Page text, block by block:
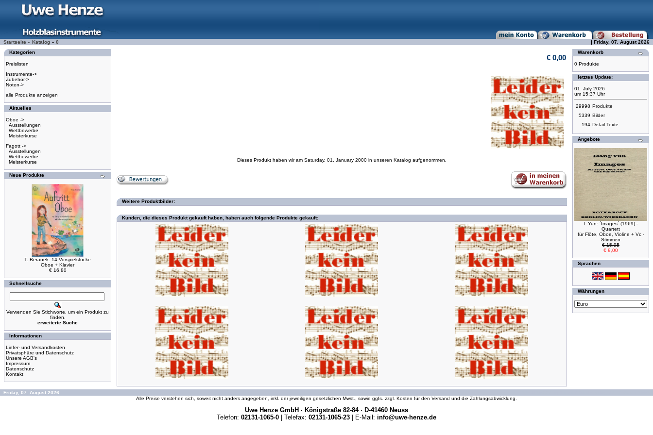
Startseite » Katalog » 0
| Friday, 07. August 2026
Kategorien
Preislisten
Instrumente->
Zubehör->
Noten->
alle Produkte anzeigen
Aktuelles
Oboe ->
Ausstellungen
Wettbewerbe
Meisterkurse
Fagott ->
Ausstellungen
Wettbewerbe
Meisterkurse
Neue Produkte
T. Beranek: 14 Vorspielstücke
Oboe + Klavier
€ 16,80
Schnellsuche
Verwenden Sie Stichworte, um ein Produkt zu
finden.
erweiterte Suche
Informationen
Liefer- und Versandkosten
Privatsphäre und Datenschutz
Unsere AGB's
Impressum
Datenschutz
Kontakt
€ 0,00
Dieses Produkt haben wir am Saturday, 01. January 2000 in unseren Katalog aufgenommen.
Weitere Produktbilder:
Kunden, die dieses Produkt gekauft haben, haben auch folgende Produkte gekauft:
Warenkorb
0 Produkte
letztes Update:
01. July 2026
um 15:37 Uhr
29998 Produkte
5339 Bilder
194 Detail-Texte
Angebote
I. Yun: ´Images´ (1969) -
Quartett
für Flöte, Oboe, Violine + Vc -
Stimmen
€ 15,95
€ 9,00
Sprachen
Währungen
Friday, 07. August 2026
Alle Preise verstehen sich, soweit nicht anders angegeben, inkl. der jeweiligen gesetzlichen Mwst., sowie ggfs. zzgl. Kosten für den Versand und die Zahlungsabwicklung.
Uwe Henze GmbH · Königstraße 82-84 · D-41460 Neuss
Telefon: 02131-1065-0 | Telefax: 02131-1065-23 | E-Mail: info@uwe-henze.de